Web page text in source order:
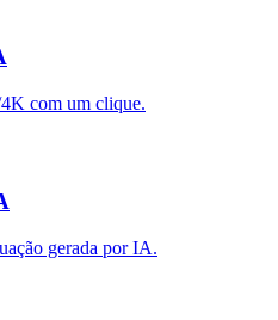
com um clique.
gerada por IA.